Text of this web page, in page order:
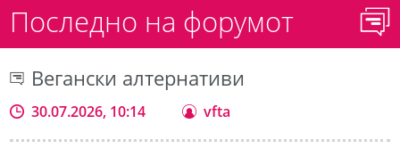
Последно на форумот
Вегански алтернативи
30.07.2026, 10:14 vfta